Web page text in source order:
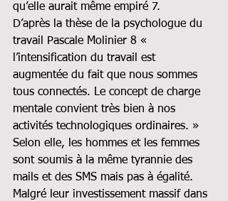
qu’elle aurait même empiré 7.
D’après la thèse de la psychologue du
travail Pascale Molinier 8 «
l’intensification du travail est
augmentée du fait que nous sommes
tous connectés. Le concept de charge
mentale convient très bien à nos
activités technologiques ordinaires. »
Selon elle, les hommes et les femmes
sont soumis à la même tyrannie des
mails et des SMS mais pas à égalité.
Malgré leur investissement massif dans